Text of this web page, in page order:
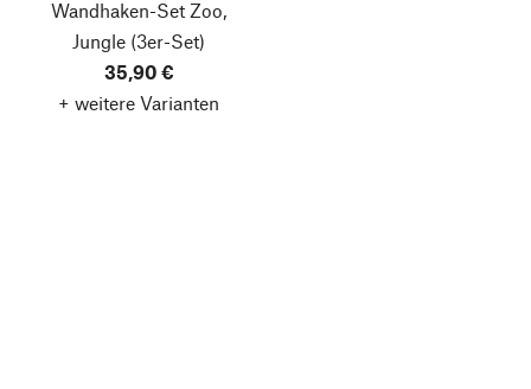
Wandhaken-Set Zoo,
Jungle (3er-Set)
35,90 €
+ weitere Varianten